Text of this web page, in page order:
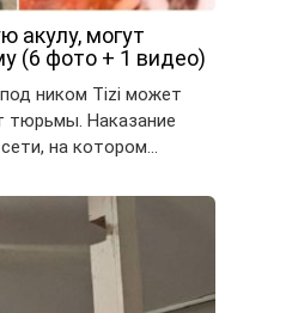
акулу, могут
(6 фото + 1 видео)
ником Tizi может
тюрьмы. Наказание
на котором…